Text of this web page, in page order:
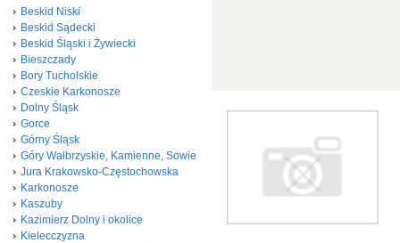
Beskid Niski
Beskid Sądecki
Beskid Śląski i Żywiecki
Bieszczady
Bory Tucholskie
Czeskie Karkonosze
Dolny Śląsk
Gorce
Górny Śląsk
Góry Wałbrzyskie, Kamienne, Sowie
Jura Krakowsko-Częstochowska
Karkonosze
Kaszuby
Kazimierz Dolny i okolice
Kielecczyzna